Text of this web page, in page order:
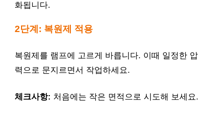
화됩니다.
2단계: 복원제 적용
복원제를 램프에 고르게 바릅니다. 이때 일정한 압
력으로 문지르면서 작업하세요.
체크사항: 처음에는 작은 면적으로 시도해 보세요.